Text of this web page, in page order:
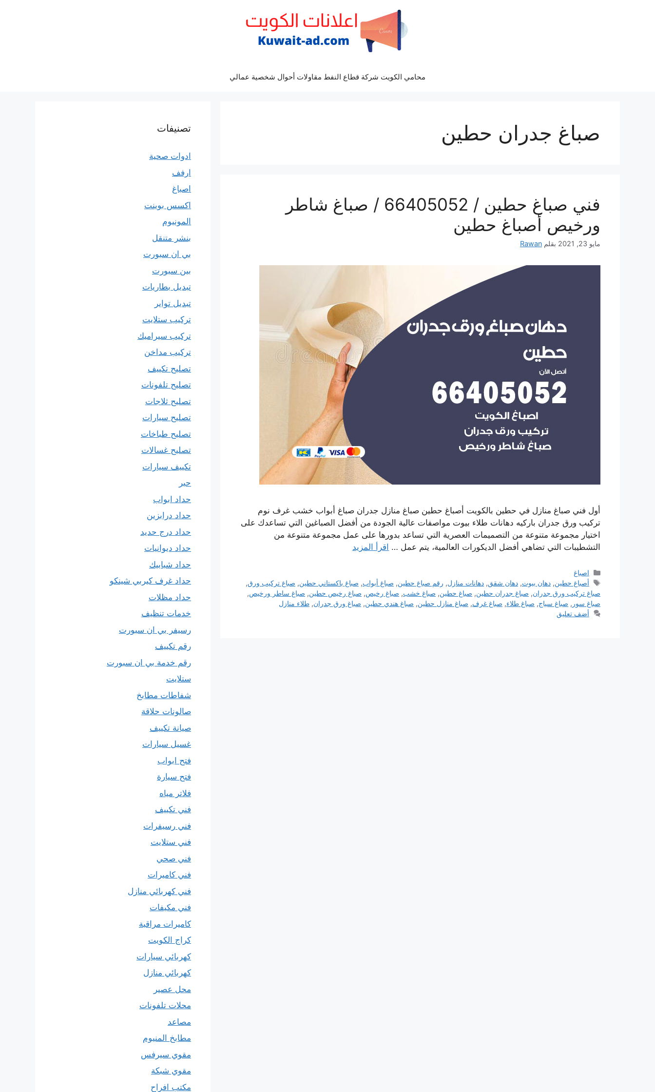
محامي الكويت شركة قطاع النفط مقاولات أحوال شخصية عمالي
صباغ جدران حطين
فني صباغ حطين / 66405052 / صباغ شاطر
ورخيص أصباغ حطين
مايو 23, 2021 بقلم Rawan
أول فني صباغ منازل في حطين بالكويت أصباغ حطين صباغ منازل جدران صباغ أبواب خشب غرف نوم
تركيب ورق جدران باركيه دهانات طلاء بيوت مواصفات عالية الجودة من أفضل الصباغين التي تساعدك على
اختيار مجموعة متنوعة من التصميمات العصرية التي تساعد بدورها على عمل مجموعة متنوعة من
التشطيبات التي تضاهي أفضل الديكورات العالمية، يتم عمل … اقرأ المزيد
التصنيفات
اصباغ
الوسوم
أصباغ حطين,دهان بيوت,دهان شقق,دهانات منازل, رقم صباغ حطين, صباغ أبواب, صباغ باكستاني حطين, صباغ تركيب ورق,
صباغ تركيب ورق جدران, صباغ جدران حطين, صباغ حطين, صباغ خشب, صباغ رخيص, صباغ رخيص حطين, صباغ ساطر ورخيص,
صباغ سور , صباغ سياج, صباغ طلاء, صباغ غرف, صباغ منازل حطين, صباغ هندي حطين, صباغ ورق جدران, طلاء منازل
أضف تعليق
تصنيفات
ادوات صحية
ارفف
اصباغ
اكسس بوينت
المونيوم
بنشر متنقل
بي ان سبورت
بين سبورت
تبديل بطاريات
تبديل تواير
تركيب ستلايت
تركيب سيراميك
تركيب مداخن
تصليح تكييف
تصليح تلفونات
تصليح ثلاجات
تصليح سيارات
تصليح طباخات
تصليح غسالات
تكييف سيارات
حبر
حداد ابواب
حداد درابزين
حداد درج حديد
حداد ديوانيات
حداد شبابيك
حداد غرف كيربي شينكو
حداد مظلات
خدمات تنظيف
رسيفر بي ان سبورت
رقم تكييف
رقم خدمة بي ان سبورت
ستلايت
شفاطات مطابخ
صالونات حلاقة
صيانة تكييف
غسيل سيارات
فتح ابواب
فتح سيارة
فلاتر مياه
فني تكييف
فني رسيفرات
فني ستلايت
فني صحي
فني كاميرات
فني كهربائي منازل
فني مكيفات
كاميرات مراقبة
كراج الكويت
كهربائي سيارات
كهربائي منازل
محل عصير
محلات تلفونات
مصاعد
مطابخ المنيوم
مقوي سيرفس
مقوي شبكة
مكتب افراح